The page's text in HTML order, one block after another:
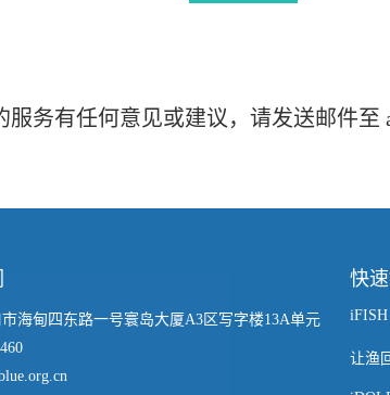
务有任何意见或建议，请发送邮件至
海甸四东路一号寰岛大厦A3区写字楼13A单元
快
iFISH
让渔